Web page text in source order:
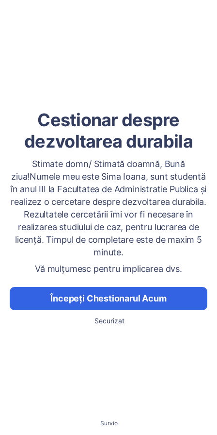
Cestionar despre
dezvoltarea durabila
Stimate domn/ Stimată doamnă, Bună
ziua!Numele meu este Sima Ioana, sunt studentă
în anul III la Facultatea de Administratie Publica şi
realizez o cercetare despre dezvoltarea durabila.
Rezultatele cercetării îmi vor fi necesare în
realizarea studiului de caz, pentru lucrarea de
licenţă. Timpul de completare este de maxim 5
minute.
Vă mulțumesc pentru implicarea dvs.
Începeți Chestionarul Acum
Securizat
Survio